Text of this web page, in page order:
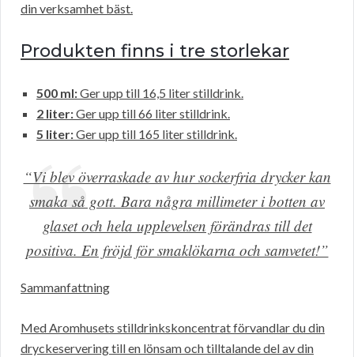
din verksamhet bäst.
Produkten finns i tre storlekar
500 ml:Ger upp till 16,5 liter stilldrink.
2 liter:Ger upp till 66 liter stilldrink.
5 liter:Ger upp till 165 liter stilldrink.
“Vi blev överraskade av hur sockerfria drycker kan
smaka så gott. Bara några millimeter i botten av
glaset och hela upplevelsen förändras till det
positiva. En fröjd för smaklökarna och samvetet!”
Sammanfattning
Med Aromhusets stilldrinkskoncentrat förvandlar du din
dryckeservering till en lönsam och tilltalande del av din